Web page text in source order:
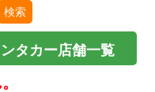
検索
タカー店舗一覧